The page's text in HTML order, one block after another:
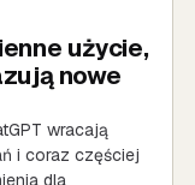
użycie,
nowe
wracają
i coraz częściej
dla